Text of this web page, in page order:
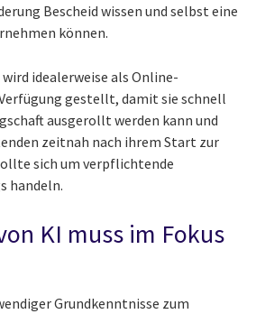
Bescheid wissen und selbst eine
können.
idealerweise als Online-
gestellt, damit sie schnell
ausgerollt werden kann und
zeitnah nach ihrem Start zur
sich um verpflichtende
handeln.
KI muss im Fokus
Grundkenntnisse zum